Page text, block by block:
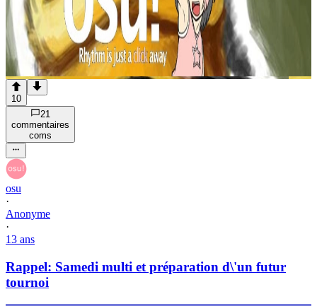
10
21
commentaires
coms
osu
·
Anonyme
·
13 ans
Rappel: Samedi multi et préparation d\'un futur
tournoi